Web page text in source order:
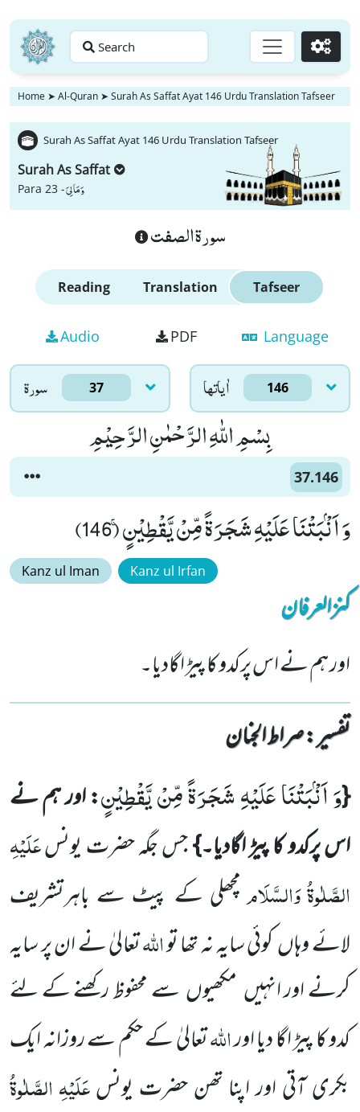
Search Go
Home ➤ Al-Quran ➤ Surah As Saffat Ayat 146 Urdu Translation Tafseer
Surah As Saffat Ayat 146 Urdu Translation Tafseer
Surah As Saffat
Para 23 -وَ مَا لِیَ
سورة الصفت
Reading Translation Tafseer
Audio PDF Language
سورۃ 37 اٰياتها 146
بِسْمِ اللّٰهِ الرَّحْمٰنِ الرَّحِیْمِ
37.146
وَ اَنْۢبَتْنَا عَلَیْهِ شَجَرَةً مِّنْ یَّقْطِیْنٍۚ (146)
Kanz ul Iman Kanz ul Irfan
کنزالعرفان
اور ہم نے اس پرکدو کا پیڑ اگادیا۔
تفسیر : ‎صراط الجنان
{وَ اَنْۢبَتْنَا عَلَیْهِ شَجَرَةً مِّنْ یَّقْطِیْنٍ: اور ہم نے
اس پرکدو کا پیڑ اگادیا۔}جس جگہ حضرت یونسعَلَیْہِ
الصَّلٰوۃُوَالسَّلَاممچھلی کے پیٹ سے باہرتشریف
لائے وہاںکوئی سایہ نہ تھا تواللہتعالیٰ نے ان پر سایہ
کرنے اور انہیں مکھیوںسے محفوظرکھنے کے لئے
کدو کا پیڑ اگا دیا اوراللہتعالیٰ کے حکم سے روزانہ ایک
بکری آتی اور اپنا تھن حضرت یونسعَلَیْہِالصَّلٰوۃُ